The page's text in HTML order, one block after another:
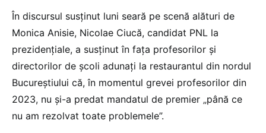
În discursul susținut luni seară pe scenă alături de
Monica Anisie, Nicolae Ciucă, candidat PNL la
prezidențiale, a susținut în fața profesorilor și
directorilor de școli adunați la restaurantul din nordul
Bucureștiului că, în momentul grevei profesorilor din
2023, nu și-a predat mandatul de premier „până ce
nu am rezolvat toate problemele”.